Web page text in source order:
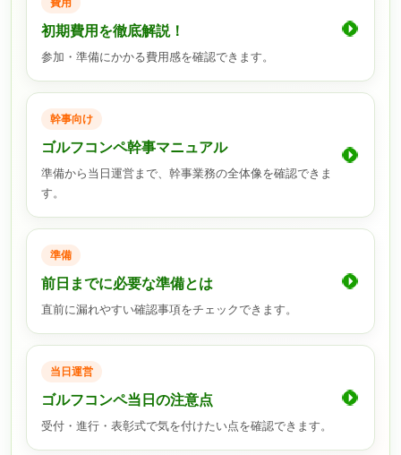
費用
初期費用を徹底解説！
参加・準備にかかる費用感を確認できます。
幹事向け
ゴルフコンペ幹事マニュアル
準備から当日運営まで、幹事業務の全体像を確認できま
す。
準備
前日までに必要な準備とは
直前に漏れやすい確認事項をチェックできます。
当日運営
ゴルフコンペ当日の注意点
受付・進行・表彰式で気を付けたい点を確認できます。